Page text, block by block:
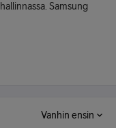
Samsung
Vanhin ensin